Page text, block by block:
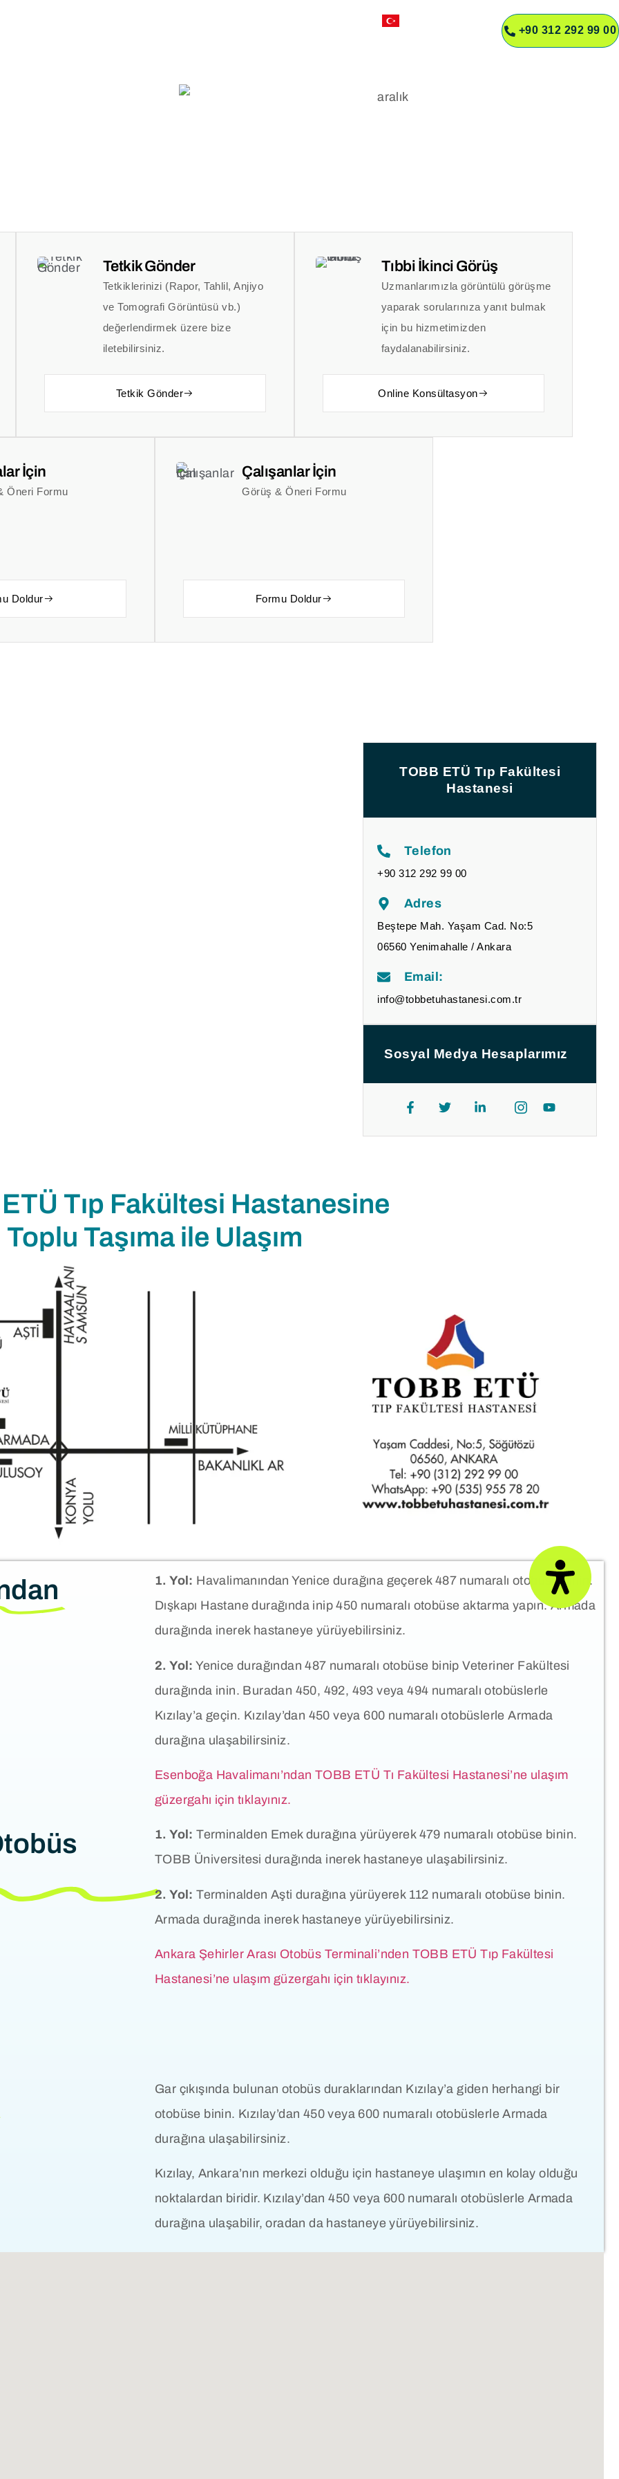
+90 312 292 99 00
Tetkik Gönder
Tetkiklerinizi (Rapor, Tahlil, Anjiyo
ve Tomografi Görüntüsü vb.)
değerlendirmek üzere bize
iletebilirsiniz.
Tetkik Gönder
Tıbbi İkinci Görüş
Uzmanlarımızla görüntülü görüşme
yaparak sorularınıza yanıt bulmak
için bu hizmetimizden
faydalanabilirsiniz.
Online Konsültasyon
İçin
Öneri Formu
Doldur
Çalışanlar İçin
Görüş & Öneri Formu
Formu Doldur
TOBB ETÜ Tıp Fakültesi
Hastanesi
Telefon
+90 312 292 99 00
Adres
Beştepe Mah. Yaşam Cad. No:5
06560 Yenimahalle / Ankara
Email:
info@tobbetuhastanesi.com.tr
Sosyal Medya Hesaplarımız
Tıp Fakültesi Hastanesine
Toplu Taşıma ile Ulaşım
1. Yol: Havalimanından Yenice durağına geçerek 487 numaralı otobüse binin.
Dışkapı Hastane durağında inip 450 numaralı otobüse aktarma yapın. Armada
durağında inerek hastaneye yürüyebilirsiniz.
2. Yol: Yenice durağından 487 numaralı otobüse binip Veteriner Fakültesi
durağında inin. Buradan 450, 492, 493 veya 494 numaralı otobüslerle
Kızılay’a geçin. Kızılay’dan 450 veya 600 numaralı otobüslerle Armada
durağına ulaşabilirsiniz.
Esenboğa Havalimanı’ndan TOBB ETÜ Tı Fakültesi Hastanesi’ne ulaşım
güzergahı için tıklayınız.
1. Yol: Terminalden Emek durağına yürüyerek 479 numaralı otobüse binin.
TOBB Üniversitesi durağında inerek hastaneye ulaşabilirsiniz.
2. Yol: Terminalden Aşti durağına yürüyerek 112 numaralı otobüse binin.
Armada durağında inerek hastaneye yürüyebilirsiniz.
Ankara Şehirler Arası Otobüs Terminali’nden TOBB ETÜ Tıp Fakültesi
Hastanesi’ne ulaşım güzergahı için tıklayınız.
Gar çıkışında bulunan otobüs duraklarından Kızılay’a giden herhangi bir
otobüse binin. Kızılay’dan 450 veya 600 numaralı otobüslerle Armada
durağına ulaşabilirsiniz.
Kızılay, Ankara’nın merkezi olduğu için hastaneye ulaşımın en kolay olduğu
noktalardan biridir. Kızılay’dan 450 veya 600 numaralı otobüslerle Armada
durağına ulaşabilir, oradan da hastaneye yürüyebilirsiniz.